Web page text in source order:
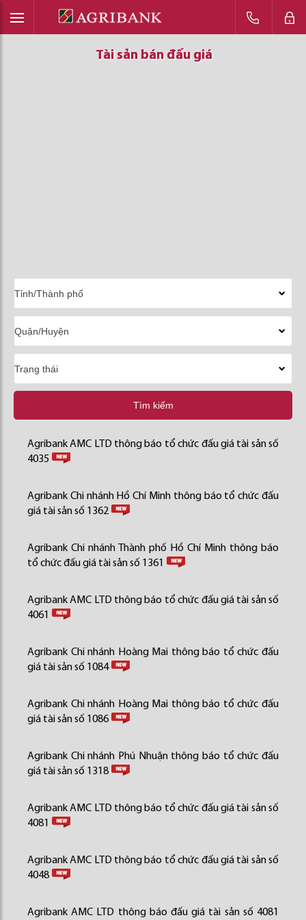
Tài sản bán đấu giá
Tài sản bán đấu giá
Tài sản bán đấu giá
Tìm kiếm
Agribank AMC LTD thông báo tổ chức đấu giá tài sản số
4035
Agribank Chi nhánh Hồ Chí Minh thông báo tổ chức đấu
giá tài sản số 1362
Agribank Chi nhánh Thành phố Hồ Chí Minh thông báo
tổ chức đấu giá tài sản số 1361
Agribank AMC LTD thông báo tổ chức đấu giá tài sản số
4061
Agribank Chi nhánh Hoàng Mai thông báo tổ chức đấu
giá tài sản số 1084
Agribank Chi nhánh Hoàng Mai thông báo tổ chức đấu
giá tài sản số 1086
Agribank Chi nhánh Phú Nhuận thông báo tổ chức đấu
giá tài sản số 1318
Agribank AMC LTD thông báo tổ chức đấu giá tài sản số
4081
Agribank AMC LTD thông báo tổ chức đấu giá tài sản số
4048
Agribank AMC LTD thông báo đấu giá tài sản số 4081